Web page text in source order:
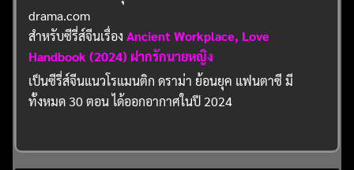
drama.com
สำหรับซีรี่ส์จีนเรื่องAncient Workplace, Love
Handbook (2024) ฝากรักนายหญิง
เป็นซีรี่ส์จีนแนวโรแมนติก ดราม่า ย้อนยุค แฟนตาซี มี
ทั้งหมด 30 ตอน ได้ออกอากาศในปี 2024